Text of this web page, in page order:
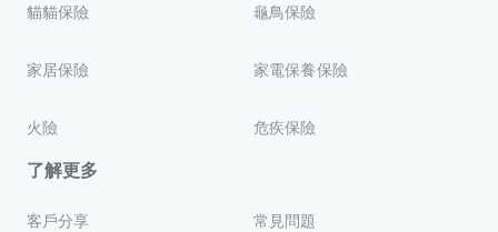
貓貓保險 龜鳥保險
家居保險 家電保養保險
火險 危疾保險
了解更多
客戶分享 常見問題